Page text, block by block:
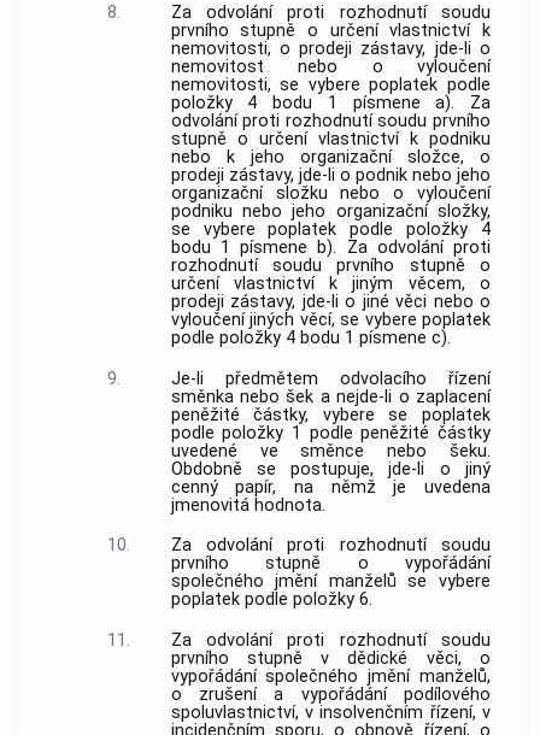
8.
Za odvolání proti rozhodnutí soudu
prvního stupně o určení vlastnictví k
nemovitosti, o prodeji zástavy, jde-li o
nemovitost nebo o vyloučení
nemovitosti, se vybere poplatek podle
položky 4 bodu 1 písmene a). Za
odvolání proti rozhodnutí soudu prvního
stupně o určení vlastnictví k podniku
nebo k jeho organizační složce, o
prodeji zástavy, jde-li o podnik nebo jeho
organizační složku nebo o vyloučení
podniku nebo jeho organizační složky,
se vybere poplatek podle položky 4
bodu 1 písmene b). Za odvolání proti
rozhodnutí soudu prvního stupně o
určení vlastnictví k jiným věcem, o
prodeji zástavy, jde-li o jiné věci nebo o
vyloučení jiných věcí, se vybere poplatek
podle položky 4 bodu 1 písmene c).
9.
Je-li předmětem odvolacího řízení
směnka nebo šek a nejde-li o zaplacení
peněžité částky, vybere se poplatek
podle položky 1 podle peněžité částky
uvedené ve směnce nebo šeku.
Obdobně se postupuje, jde-li o jiný
cenný papír, na němž je uvedena
jmenovitá hodnota.
10.
Za odvolání proti rozhodnutí soudu
prvního stupně o vypořádání
společného jmění manželů se vybere
poplatek podle položky 6.
11.
Za odvolání proti rozhodnutí soudu
prvního stupně v dědické věci, o
vypořádání společného jmění manželů,
o zrušení a vypořádání podílového
spoluvlastnictví, v insolvenčním řízení, v